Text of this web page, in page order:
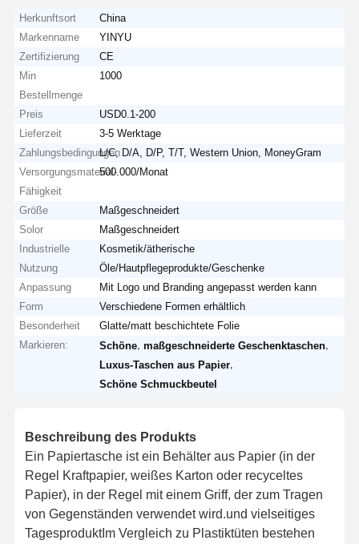
Herkunftsort
China
Markenname
YINYU
Zertifizierung
CE
Min
Bestellmenge
1000
Preis
USD0.1-200
Lieferzeit
3-5 Werktage
ZahlungsbedingungenL/C, D/A, D/P, T/T, Western Union, MoneyGram
Versorgungsmaterial-
Fähigkeit
500.000/Monat
Größe
Maßgeschneidert
Solor
Maßgeschneidert
Industrielle
Nutzung
Kosmetik/ätherische
Öle/Hautpflegeprodukte/Geschenke
Anpassung
Mit Logo und Branding angepasst werden kann
Form
Verschiedene Formen erhältlich
Besonderheit
Glatte/matt beschichtete Folie
Markieren:
Schöne ,maßgeschneiderte Geschenktaschen
Luxus-Taschen aus Papier
Schöne Schmuckbeutel
Beschreibung des Produkts
Ein Papiertasche ist ein Behälter aus Papier (in der
Regel Kraftpapier, weißes Karton oder recyceltes
Papier), in der Regel mit einem Griff, der zum Tragen
von Gegenständen verwendet wird.und vielseitiges
TagesproduktIm Vergleich zu Plastiktüten bestehen